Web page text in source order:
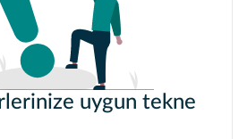
uygun tekne